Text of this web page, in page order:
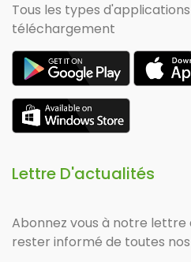
Tous les types
téléchargement
Lettre D'actualités
Abonnez vous à notre
rester informé de toutes